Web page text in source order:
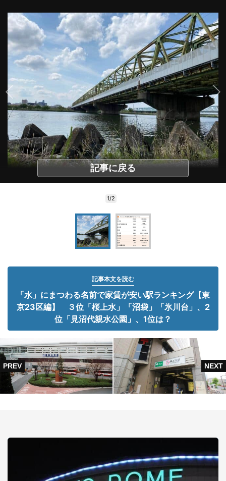
記事に戻る
1/2
記事本文を読む
「水」にまつわる名前で家賃が安い駅ランキング【東
京23区編】 ３位「桜上水」「沼袋」「氷川台」、2
位「見沼代親水公園」、1位は？